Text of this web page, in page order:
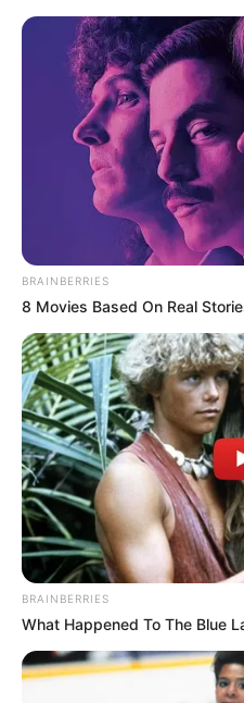
BRAINBERRIES
8 Movies Based On Real
BRAINBERRIES
What Happened To The Blue